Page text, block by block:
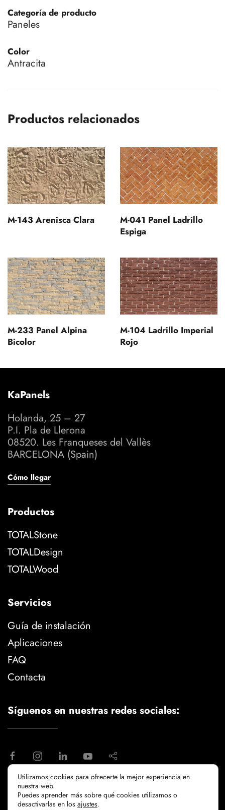
Categoría de producto
Paneles
Color
Antracita
Productos relacionados
M-143 Arenisca Clara
M-041 Panel Ladrillo
Espiga
M-233 Panel Alpina
Bicolor
M-104 Ladrillo Imperial
Rojo
KaPanels
Holanda, 25 – 27
P.I. Pla de Llerona
08520. Les Franqueses del Vallès
BARCELONA (Spain)
Cómo llegar
Productos
TOTALStone
TOTALDesign
TOTALWood
Servicios
Guía de instalación
Aplicaciones
FAQ
Contacta
Síguenos en nuestras redes sociales:
aviso legal
politica de privacidad
politicia de cookies
Utilizamos cookies para ofrecerte la mejor experiencia en
nuestra web.
Puedes aprender más sobre qué cookies utilizamos o
desactivarlas en los ajustes.